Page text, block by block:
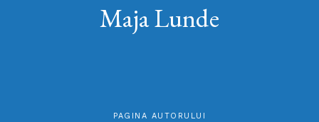
Maja Lunde
PAGINA AUTORULUI